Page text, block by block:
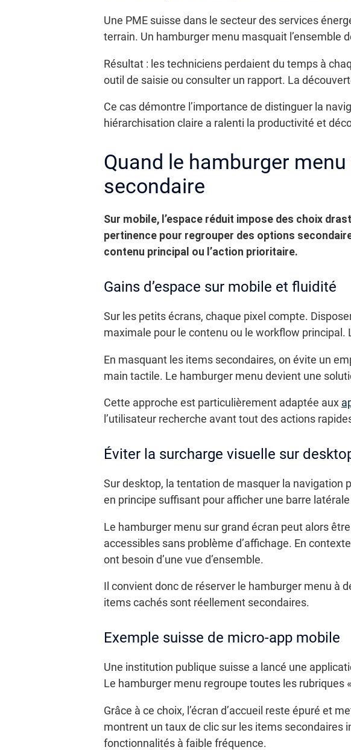
Une PME suisse dans le secteur des services
terrain. Un hamburger menu masquait l’ensemble
Résultat : les techniciens perdaient du temps à
outil de saisie ou consulter un rapport. La
Ce cas démontre l’importance de distinguer la
hiérarchisation claire a ralenti la productivité et
Quand le hamburger
secondaire
Sur mobile, l’espace réduit impose des choix
pertinence pour regrouper des options
contenu principal ou l’action prioritaire.
Gains d’espace sur mobile et fluidité
Sur les petits écrans, chaque pixel compte.
maximale pour le contenu ou le workflow principal.
En masquant les items secondaires, on évite un
main tactile. Le hamburger menu devient une
Cette approche est particulièrement adaptée aux
l’utilisateur recherche avant tout des actions
Éviter la surcharge visuelle sur
Sur desktop, la tentation de masquer la navigation
en principe suffisant pour afficher une barre
Le hamburger menu sur grand écran peut alors
accessibles sans problème d’affichage. En
ont besoin d’une vue d’ensemble.
Il convient donc de réserver le hamburger menu à
items cachés sont réellement secondaires.
Exemple suisse de micro-app mobile
Une institution publique suisse a lancé une
Le hamburger menu regroupe toutes les rubriques
Grâce à ce choix, l’écran d’accueil reste épuré et
montrent un taux de clic sur les items secondaires
fonctionnalités à faible fréquence.